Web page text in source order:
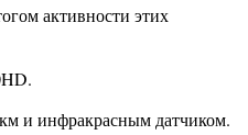
активности этих
и инфракрасным датчиком.